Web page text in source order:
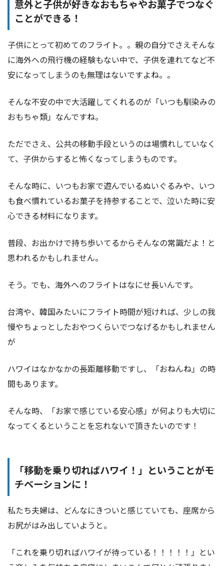
意外と子供が好きなおもちゃやお菓子でつなぐ
ことができる！
子供にとって初めてのフライト。。親の自分でさえそんな
に海外への飛行機の経験もない中で、子供を連れてなど不
安になってしまうのも無理はないですよね。。
そんな不安の中で大活躍してくれるのが「いつも馴染みの
おもちゃ類」なんですね。
ただでさえ、公共の移動手段というのは場慣れしていなく
て、子供からすると怖くなってしまうものです。
そんな時に、いつもお家で遊んでいるぬいぐるみや、いつ
も食べ慣れているお菓子を持参することで、泣いた時に安
心できる材料になります。
普段、お出かけで持ち歩いてるからそんなの常識だよ！と
思われるかもしれません。
そう。でも、海外へのフライトはなにせ長いんです。
台湾や、韓国みたいにフライト時間が短ければ、少しの我
慢やちょっとしたおやつくらいでつなげるかもしれません
が
ハワイはなかなかの長距離移動ですし、「おねんね」の時
間もあります。
そんな時、「お家で感じている安心感」が何よりも大切に
なってくるということを忘れないで頂きたいのです！
「移動を乗り切ればハワイ！」ということがモ
チベーションに！
私たち夫婦は、どんなにきついと感じていても、座席から
お尻がはみ出していようと。
「これを乗り切ればハワイが待っている！！！！！」とい